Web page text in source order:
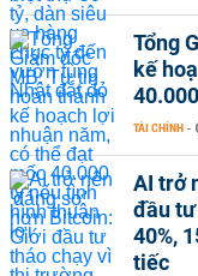
Tổng
kế
TÀI CHÍNH -
AI trở
đầu
40%,
tiếc